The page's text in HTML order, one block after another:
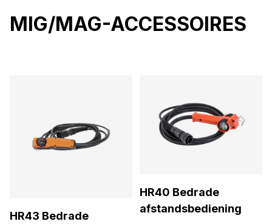
MIG/MAG-ACCESSOIRES
HR43 Bedrade
HR40 Bedrade
afstandsbediening